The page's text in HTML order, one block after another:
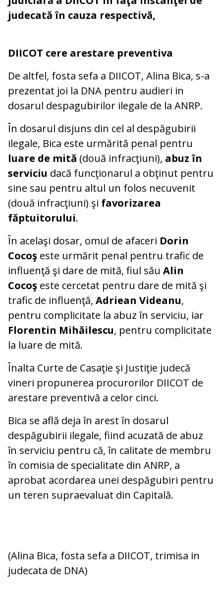
judecată în cauza respectivă,
DIICOT cere arestare preventiva
De altfel, fosta sefa a DIICOT, Alina Bica, s-a
prezentat joi la DNA pentru audieri in
dosarul despagubirilor ilegale de la ANRP.
În dosarul disjuns din cel al despăgubirii
ilegale, Bica este urmărită penal pentru
luare de mită (două infracţiuni), abuz în
serviciu dacă funcţionarul a obţinut pentru
sine sau pentru altul un folos necuvenit
(două infracţiuni) şi favorizarea
făptuitorului.
În acelaşi dosar, omul de afaceri Dorin
Cocoş este urmărit penal pentru trafic de
influenţă şi dare de mită, fiul său Alin
Cocoş este cercetat pentru dare de mită şi
trafic de influenţă, Adriean Videanu,
pentru complicitate la abuz în serviciu, iar
Florentin Mihăilescu, pentru complicitate
la luare de mită.
Înalta Curte de Casaţie şi Justiţie judecă
vineri propunerea procurorilor DIICOT de
arestare preventivă a celor cinci.
Bica se află deja în arest în dosarul
despăgubirii ilegale, fiind acuzată de abuz
în serviciu pentru că, în calitate de membru
în comisia de specialitate din ANRP, a
aprobat acordarea unei despăgubiri pentru
un teren supraevaluat din Capitală.
(Alina Bica, fosta sefa a DIICOT, trimisa in
judecata de DNA)